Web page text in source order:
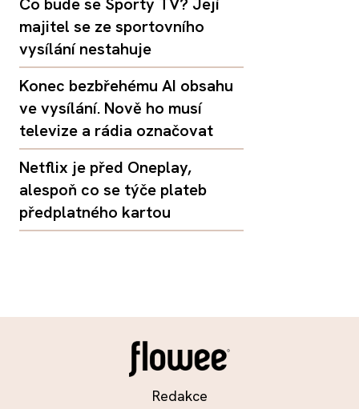
majitel se ze sportovního
vysílání nestahuje
Konec bezbřehému AI obsahu
ve vysílání. Nově ho musí
televize a rádia označovat
Netflix je před Oneplay,
alespoň co se týče plateb
předplatného kartou
Redakce